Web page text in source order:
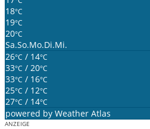
18°C
19°C
20°C
Sa.So.Mo.Di.Mi.
26°C / 14°C
33°C / 20°C
33°C / 16°C
25°C / 12°C
27°C / 14°C
powered by Weather Atlas
ANZEIGE